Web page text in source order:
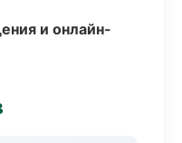
и онлайн-